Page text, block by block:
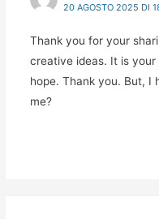
20 AGOSTO 2025 DI
Thank you for your
creative ideas. It is
hope. Thank you. But, I
me?